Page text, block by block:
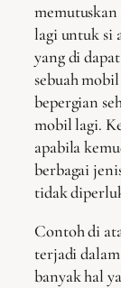
lagi untuk si
yang di
sebuah
bepergian
mobil lagi.
apabila
berbagai
tidak
Contoh di
terjadi
banyak hal